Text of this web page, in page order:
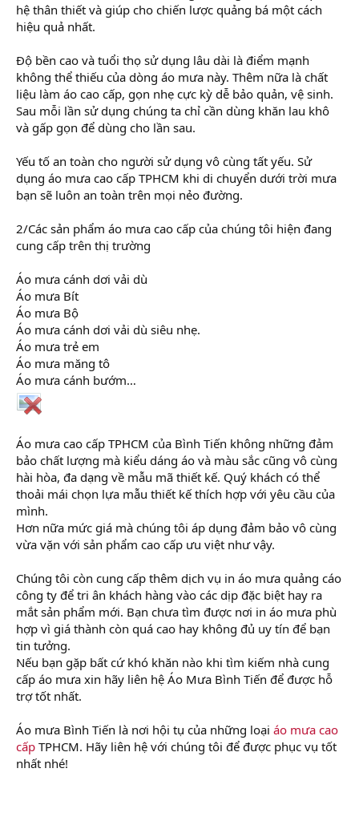
hệ thân thiết và giúp cho chiến lược quảng bá một cách
hiệu quả nhất.
Độ bền cao và tuổi thọ sử dụng lâu dài là điểm mạnh
không thể thiếu của dòng áo mưa này. Thêm nữa là chất
liệu làm áo cao cấp, gọn nhẹ cực kỳ dễ bảo quản, vệ sinh.
Sau mỗi lần sử dụng chúng ta chỉ cần dùng khăn lau khô
và gấp gọn để dùng cho lần sau.
Yếu tố an toàn cho người sử dụng vô cùng tất yếu. Sử
dụng áo mưa cao cấp TPHCM khi di chuyển dưới trời mưa
bạn sẽ luôn an toàn trên mọi nẻo đường.
2/Các sản phẩm áo mưa cao cấp của chúng tôi hiện đang
cung cấp trên thị trường
Áo mưa cánh dơi vải dù
Áo mưa Bít
Áo mưa Bộ
Áo mưa cánh dơi vải dù siêu nhẹ.
Áo mưa trẻ em
Áo mưa măng tô
Áo mưa cánh bướm…
Áo mưa cao cấp TPHCM của Bình Tiến không những đảm
bảo chất lượng mà kiểu dáng áo và màu sắc cũng vô cùng
hài hòa, đa dạng về mẫu mã thiết kế. Quý khách có thể
thoải mái chọn lựa mẫu thiết kế thích hợp với yêu cầu của
mình.
Hơn nữa mức giá mà chúng tôi áp dụng đảm bảo vô cùng
vừa vặn với sản phẩm cao cấp ưu việt như vậy.
Chúng tôi còn cung cấp thêm dịch vụ in áo mưa quảng cáo
công ty để tri ân khách hàng vào các dịp đặc biệt hay ra
mắt sản phẩm mới. Bạn chưa tìm được nơi in áo mưa phù
hợp vì giá thành còn quá cao hay không đủ uy tín để bạn
tin tưởng.
Nếu bạn gặp bất cứ khó khăn nào khi tìm kiếm nhà cung
cấp áo mưa xin hãy liên hệ Áo Mưa Bình Tiến để được hỗ
trợ tốt nhất.
Áo mưa Bình Tiến là nơi hội tụ của những loại áo mưa cao
cấp TPHCM. Hãy liên hệ với chúng tôi để được phục vụ tốt
nhất nhé!